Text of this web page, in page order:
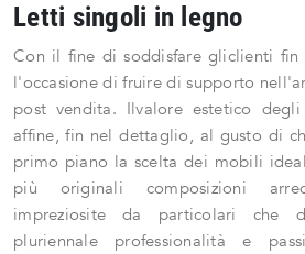
Letti singoli in legno
Con il fine di soddisfare gliclienti
l'occasione di fruire di supporto
post vendita. Ilvalore estetico
affine, fin nel dettaglio, al gusto di
primo piano la scelta dei mobili
più originali composizioni
impreziosite da particolari che
pluriennale professionalità e